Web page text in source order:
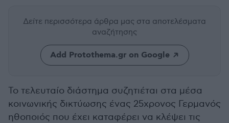
Δείτε περισσότερα άρθρα μας στα αποτελέσματα
αναζήτησης
Add Protothema.gr on Google
To τελευταίο διάστημα συζητιέται στα μέσα
κοινωνικής δικτύωσης ένας 25χρονος Γερμανός
ηθοποιός που έχει καταφέρει να κλέψει τις